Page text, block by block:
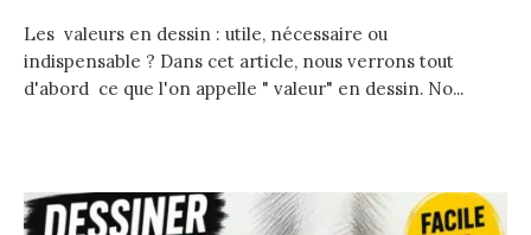
Les valeurs en dessin : utile, nécessaire ou
indispensable ? Dans cet article, nous verrons tout
d'abord ce que l'on appelle " valeur" en dessin. No...